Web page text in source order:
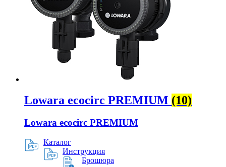
Lowara ecocirc PREMIUM (10)
Lowara ecocirc PREMIUM
Каталог
Инструкция
Брошюра